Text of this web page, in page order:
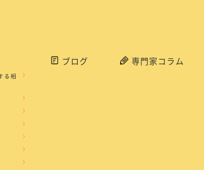
る相
ブログ 専門家コラム